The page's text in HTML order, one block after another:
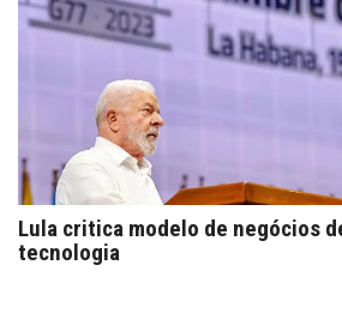
Lula critica modelo de negócios
tecnologia